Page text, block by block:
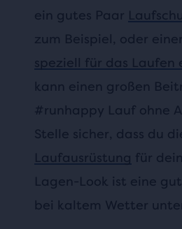
ein gutes Paar
zum Beispiel, oder
speziell für das
kann einen großen
#runhappy Lauf ohne
Stelle sicher, dass du
Laufausrüstung für
Lagen-Look ist eine
bei kaltem Wetter